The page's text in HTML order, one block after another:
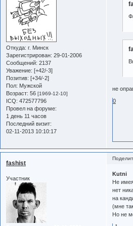
Откуда: г. Минск
Зарегистрирован: 29-01-2006
Сообщений: 2137
Уважение: [+42/-3]
Позитив: [+34/-2]
Пол: Мужской
Возраст: 56 [1969-12-10]
ICQ: 472577796
Провел на форуме:
1 день 11 часов
Последний визит:
02-11-2013 10:10:17
не
0
fashist
Участник
Kutni
Не
нет
на
(мне
Но не